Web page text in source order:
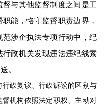
与其他监督制度之间是工
能，恪守监督职责边界，
涉企执法专项行动中，纪
政机关发现违法违纪线索
。
复议、行政诉讼的区别与
机构依照法定职权、主动对